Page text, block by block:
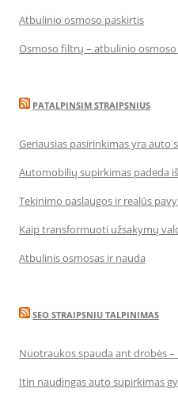
Atbulinio osmoso paskirtis
Osmoso filtrų – atbulinio
PATALPINSIM STRAIPSNIUS
Geriausias pasirinkimas yra auto
Automobilių supirkimas padeda
Tekinimo paslaugos ir realūs
Kaip transformuoti užsakymų
Atbulinis osmosas ir nauda
SEO STRAIPSNIU TALPINIMAS
Nuotraukos spauda ant drobės
Itin naudingas auto supirkimas